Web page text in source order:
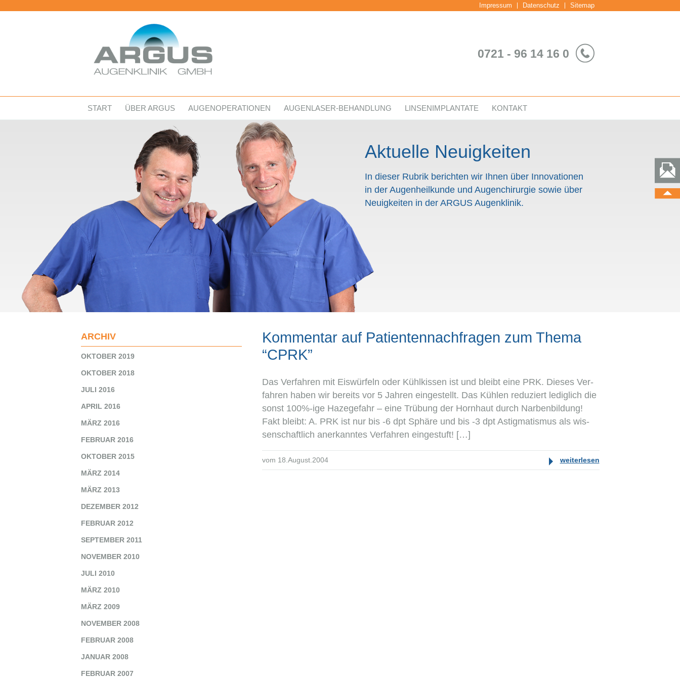
Impressum Datenschutz Sitemap
0721 - 96 14 16 0
START ÜBER ARGUS AUGENOPERATIONEN AUGENLASER-BEHANDLUNG LINSENIMPLANTATE KONTAKT
Aktuelle Neuigkeiten
In dieser Rubrik berichten wir Ihnen über Innovationen
in der Augenheilkunde und Augenchirurgie sowie über
Neuigkeiten in der ARGUS Augenklinik.
ARCHIV
OKTOBER 2019
OKTOBER 2018
JULI 2016
APRIL 2016
MÄRZ 2016
FEBRUAR 2016
OKTOBER 2015
MÄRZ 2014
MÄRZ 2013
DEZEMBER 2012
FEBRUAR 2012
SEPTEMBER 2011
NOVEMBER 2010
JULI 2010
MÄRZ 2010
MÄRZ 2009
NOVEMBER 2008
FEBRUAR 2008
JANUAR 2008
FEBRUAR 2007
Kommentar auf Patientennachfragen zum Thema
“CPRK”
Das Ver­fah­ren mit Eis­wür­feln oder Kühl­kis­sen ist und bleibt eine PRK. Die­ses Ver­
fah­ren haben wir bereits vor 5 Jah­ren ein­ge­stellt. Das Küh­len redu­ziert ledig­lich die
sonst 100%-ige Haze­ge­fahr – eine Trü­bung der Horn­haut durch Nar­ben­bil­dung!
Fakt bleibt: A. PRK ist nur bis -6 dpt Sphäre und bis -3 dpt Astig­ma­tis­mus als wis­
sen­schaft­lich aner­kann­tes Ver­fah­ren eingestuft! […]
vom 18.August.2004 weiterlesen